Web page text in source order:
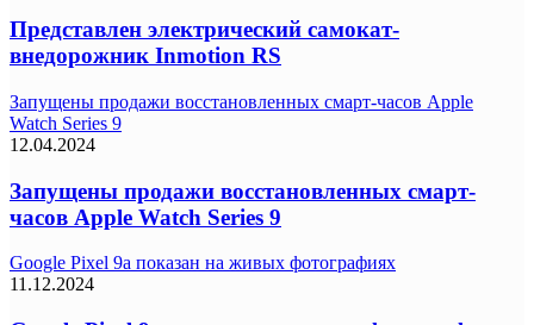
Представлен электрический самокат-
внедорожник Inmotion RS
Запущены продажи восстановленных смарт-часов Apple
Watch Series 9
12.04.2024
Запущены продажи восстановленных смарт-
часов Apple Watch Series 9
Google Pixel 9a показан на живых фотографиях
11.12.2024